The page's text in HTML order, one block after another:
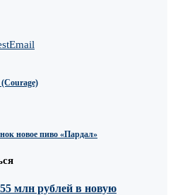
Email
новое пиво «Пардал»
млн рублей в новую